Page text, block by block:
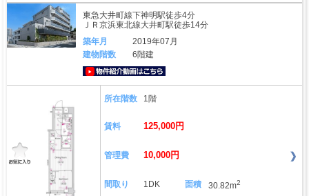
東急大井町線下神明駅徒歩4分
ＪＲ京浜東北線大井町駅徒歩14分
築年月
2019年07月
建物階数
6階建
所在階数 1階
賃料 125,000円
管理費 10,000円
間取り 1DK 面積 30.82m2